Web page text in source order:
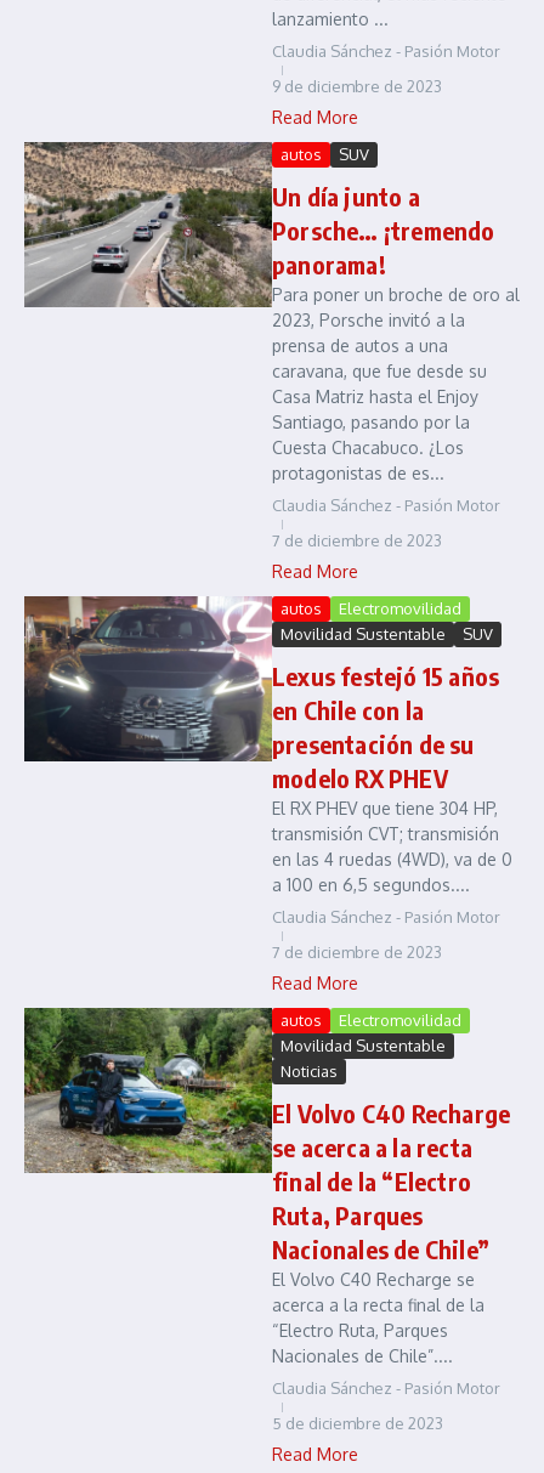
lanzamiento ...
Claudia Sánchez - Pasión Motor
9 de diciembre de 2023
Read More
autos SUV
Un día junto a
Porsche… ¡tremendo
panorama!
Para poner un broche de oro al
2023, Porsche invitó a la
prensa de autos a una
caravana, que fue desde su
Casa Matriz hasta el Enjoy
Santiago, pasando por la
Cuesta Chacabuco. ¿Los
protagonistas de es...
Claudia Sánchez - Pasión Motor
7 de diciembre de 2023
Read More
autos
Electromovilidad
Movilidad Sustentable
SUV
Lexus festejó 15 años
en Chile con la
presentación de su
modelo RX PHEV
El RX PHEV que tiene 304 HP,
transmisión CVT; transmisión
en las 4 ruedas (4WD), va de 0
a 100 en 6,5 segundos....
Claudia Sánchez - Pasión Motor
7 de diciembre de 2023
Read More
autos
Electromovilidad
Movilidad Sustentable
Noticias
El Volvo C40 Recharge
se acerca a la recta
final de la “Electro
Ruta, Parques
Nacionales de Chile”
El Volvo C40 Recharge se
acerca a la recta final de la
“Electro Ruta, Parques
Nacionales de Chile”....
Claudia Sánchez - Pasión Motor
5 de diciembre de 2023
Read More